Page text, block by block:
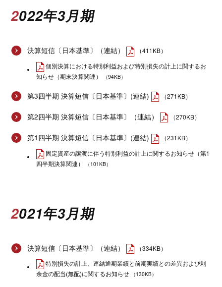
2022年3月期
決算短信〔日本基準〕（連結）
（411KB）
個別決算における特別利益および特別損失の計上に関するお
知らせ（期末決算関連）
（94KB）
第3四半期 決算短信〔日本基準〕(連結) （271KB）
第2四半期 決算短信〔日本基準〕（連結） （270KB）
第1四半期 決算短信〔日本基準〕(連結)
（231KB）
固定資産の譲渡に伴う特別利益の計上に関するお知らせ（第1
四半期決算関連）
（101KB）
2021年3月期
決算短信〔日本基準〕（連結）
（334KB）
特別損失の計上、連結通期業績と前期実績との差異および剰
余金の配当(無配)に関するお知らせ
（130KB）